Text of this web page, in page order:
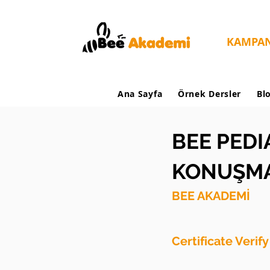
Ana Sayfa Örnek Dersler
BEE
BEE AKADEMİ
Certificate Verify